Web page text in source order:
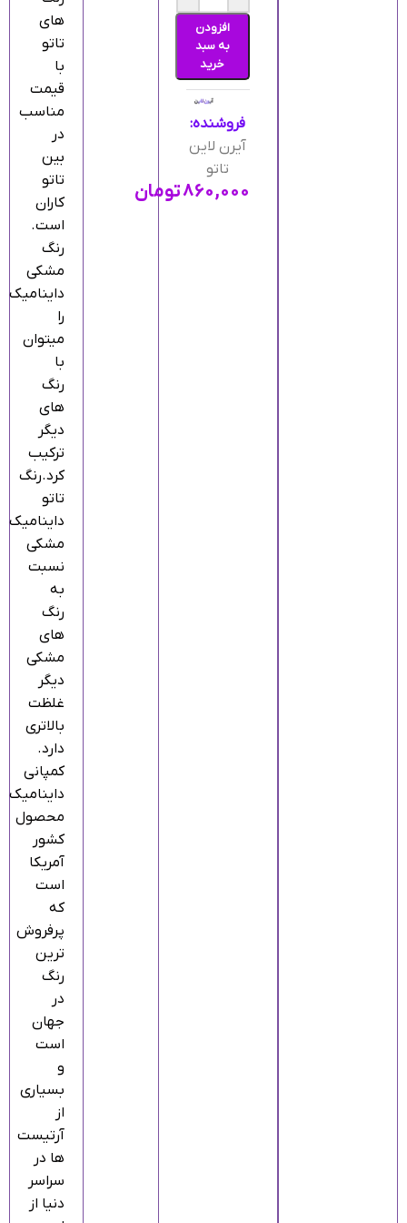
افزودن
به سبد
خرید
۸۶۰,۰۰۰تومان
فروشنده:
آیرن لاین
تاتو
های
تاتو
با
قیمت
مناسب
در
بین
تاتو
کاران
است.
رنگ
مشکی
داینامیک
را
میتوان
با
رنگ
های
دیگر
ترکیب
کرد.رنگ
تاتو
داینامیک
مشکی
نسبت
به
رنگ
های
مشکی
دیگر
غلظت
بالاتری
دارد.
کمپانی
داینامیک
محصول
کشور
آمریکا
است
که
پرفروش
ترین
رنگ
در
جهان
است
و
بسیاری
از
آرتیست
ها در
سراسر
دنیا از